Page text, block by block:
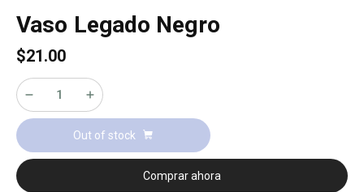
Vaso Legado Negro
$21.00
Out of stock
Comprar ahora